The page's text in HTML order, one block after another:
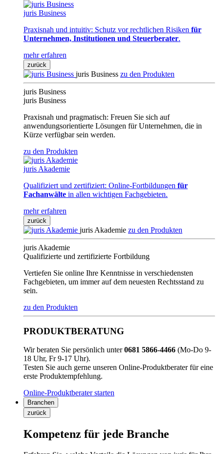
juris Business
Praxisnah und intuitiv: Schutz vor rechtlichen Risiken für
Unternehmen, Institutionen und Steuerberater.
mehr erfahren
zurück
juris Business zu den Produkten
juris Business
juris Business
Praxisnah und pragmatisch: Freuen Sie sich auf
anwendungsorientierte Lösungen für Unternehmen, die in
Kürze verfügbar sein werden.
zu den Produkten
juris Akademie
Qualifiziert und zertifiziert: Online-Fortbildungen für
Fachanwälte in allen wichtigen Fachgebieten.
mehr erfahren
zurück
juris Akademie zu den Produkten
juris Akademie
Qualifizierte und zertifizierte Fortbildung
Vertiefen Sie online Ihre Kenntnisse in verschiedensten
Fachgebieten, um immer auf dem neuesten Rechtsstand zu
sein.
zu den Produkten
PRODUKTBERATUNG
Wir beraten Sie persönlich unter0681 5866-4466 (Mo-Do 9-
18 Uhr, Fr 9-17 Uhr).
Testen Sie auch gerne unseren Online-Produktberater für eine
erste Produktempfehlung.
Online-Produktberater starten
Branchen
zurück
Kompetenz für jede Branche